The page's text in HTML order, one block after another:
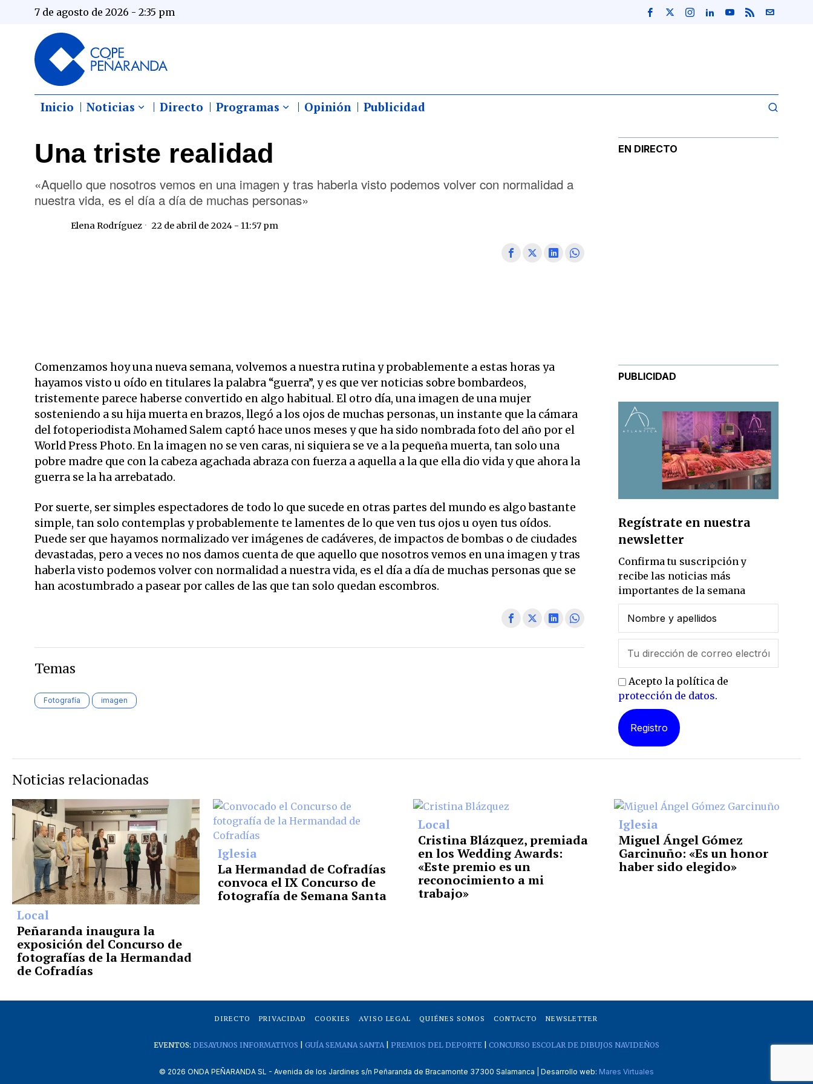
7 de agosto de 2026 - 2:35 pm
Inicio Noticias Directo Programas Opinión Publicidad
Una triste realidad
«Aquello que nosotros vemos en una imagen y tras haberla visto podemos volver con normalidad a
nuestra vida, es el día a día de muchas personas»
Elena Rodríguez 22 de abril de 2024 - 11:57 pm
Comenzamos hoy una nueva semana, volvemos a nuestra rutina y probablemente a estas horas ya
hayamos visto u oído en titulares la palabra “guerra”, y es que ver noticias sobre bombardeos,
tristemente parece haberse convertido en algo habitual. El otro día, una imagen de una mujer
sosteniendo a su hija muerta en brazos, llegó a los ojos de muchas personas, un instante que la cámara
del fotoperiodista Mohamed Salem captó hace unos meses y que ha sido nombrada foto del año por el
World Press Photo. En la imagen no se ven caras, ni siquiera se ve a la pequeña muerta, tan solo una
pobre madre que con la cabeza agachada abraza con fuerza a aquella a la que ella dio vida y que ahora la
guerra se la ha arrebatado.
Por suerte, ser simples espectadores de todo lo que sucede en otras partes del mundo es algo bastante
simple, tan solo contemplas y probablemente te lamentes de lo que ven tus ojos u oyen tus oídos.
Puede ser que hayamos normalizado ver imágenes de cadáveres, de impactos de bombas o de ciudades
devastadas, pero a veces no nos damos cuenta de que aquello que nosotros vemos en una imagen y tras
haberla visto podemos volver con normalidad a nuestra vida, es el día a día de muchas personas que se
han acostumbrado a pasear por calles de las que tan solo quedan escombros.
Temas
Fotografía imagen
EN DIRECTO
PUBLICIDAD
Regístrate en nuestra
newsletter
Confirma tu suscripción y
recibe las noticias más
importantes de la semana
Acepto la política de
protección de datos.
Noticias relacionadas
Local
Peñaranda inaugura la
exposición del Concurso de
fotografías de la Hermandad
de Cofradías
Iglesia
La Hermandad de Cofradías
convoca el IX Concurso de
fotografía de Semana Santa
Local
Cristina Blázquez, premiada
en los Wedding Awards:
«Este premio es un
reconocimiento a mi
trabajo»
Iglesia
Miguel Ángel Gómez
Garcinuño: «Es un honor
haber sido elegido»
DIRECTO PRIVACIDAD COOKIES AVISO LEGAL QUIÉNES SOMOS CONTACTO NEWSLETTER
EVENTOS: DESAYUNOS INFORMATIVOS GUÍA SEMANA SANTA| PREMIOS DEL DEPORTE| CONCURSO ESCOLAR DE DIBUJOS NAVIDEÑOS
© 2026 ONDA PEÑARANDA SL - Avenida de los Jardines s/n Peñaranda de Bracamonte 37300 Salamanca | Desarrollo web: Mares Virtuales